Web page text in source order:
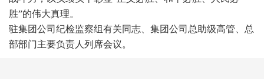
胜”的伟大真理。
驻集团公司纪检监察组有关同志、集团公司总助级高管、总
部部门主要负责人列席会议。